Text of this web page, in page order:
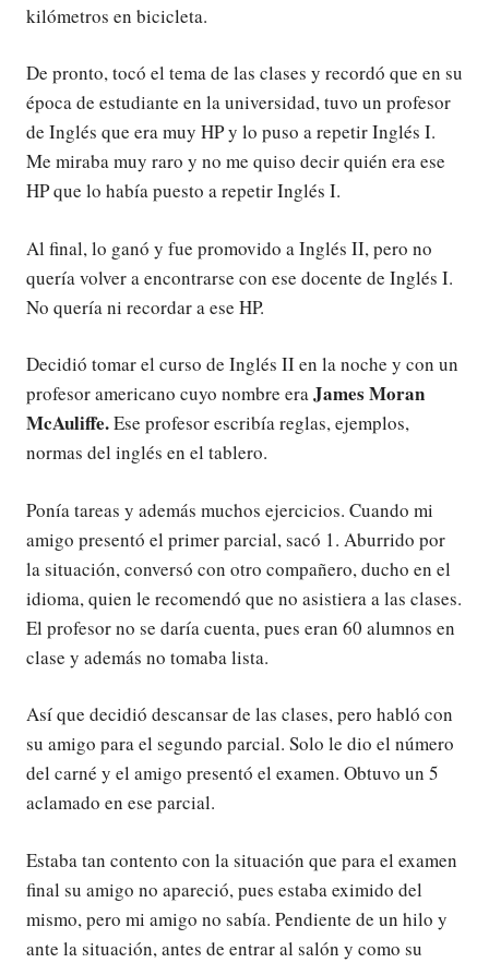
kilómetros en bicicleta.
De pronto, tocó el tema de las clases y recordó que en su
época de estudiante en la universidad, tuvo un profesor
de Inglés que era muy HP y lo puso a repetir Inglés I.
Me miraba muy raro y no me quiso decir quién era ese
HP que lo había puesto a repetir Inglés I.
Al final, lo ganó y fue promovido a Inglés II, pero no
quería volver a encontrarse con ese docente de Inglés I.
No quería ni recordar a ese HP.
Decidió tomar el curso de Inglés II en la noche y con un
profesor americano cuyo nombre eraJames Moran
McAuliffe.Ese profesor escribía reglas, ejemplos,
normas del inglés en el tablero.
Ponía tareas y además muchos ejercicios. Cuando mi
amigo presentó el primer parcial, sacó 1. Aburrido por
la situación, conversó con otro compañero, ducho en el
idioma, quien le recomendó que no asistiera a las clases.
El profesor no se daría cuenta, pues eran 60 alumnos en
clase y además no tomaba lista.
Así que decidió descansar de las clases, pero habló con
su amigo para el segundo parcial. Solo le dio el número
del carné y el amigo presentó el examen. Obtuvo un 5
aclamado en ese parcial.
Estaba tan contento con la situación que para el examen
final su amigo no apareció, pues estaba eximido del
mismo, pero mi amigo no sabía. Pendiente de un hilo y
ante la situación, antes de entrar al salón y como su